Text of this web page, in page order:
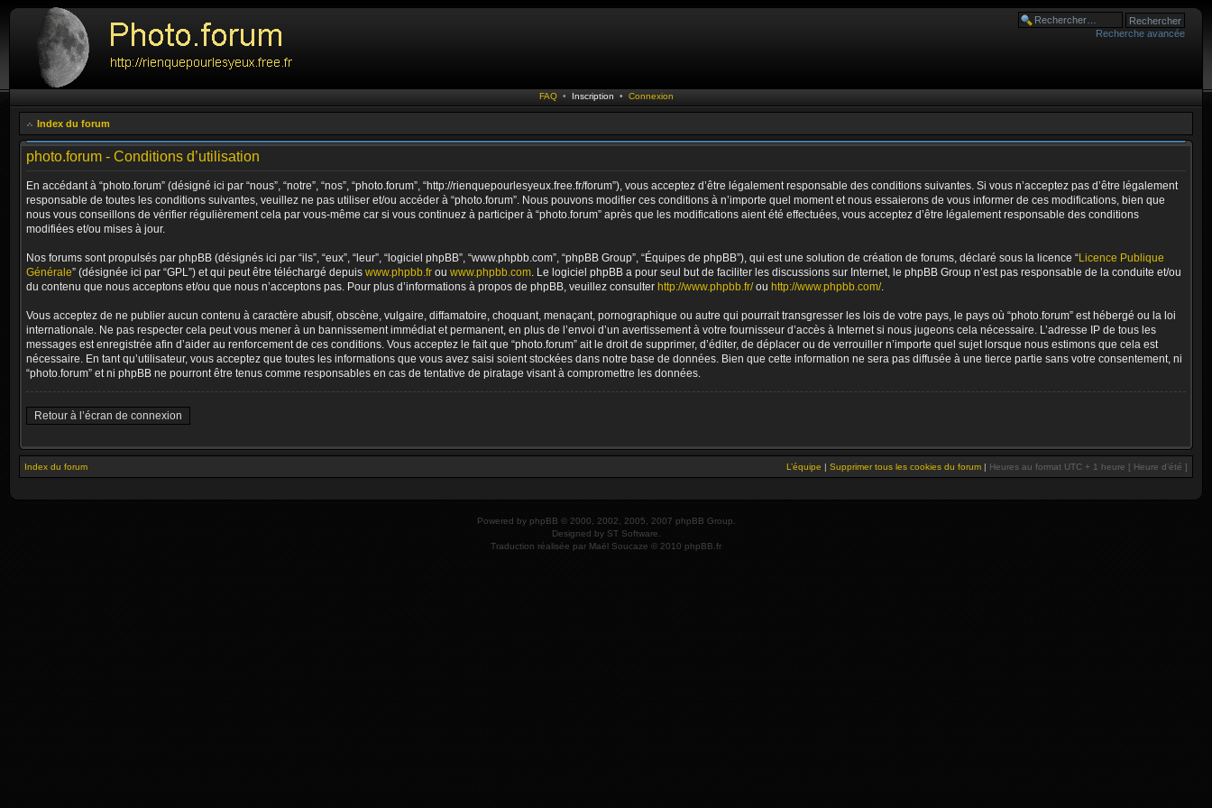
Recherche avancée
FAQ • Inscription • Connexion
Index du forum
photo.forum - Conditions d’utilisation
En accédant à “photo.forum” (désigné ici par “nous”, “notre”, “nos”, “photo.forum”, “http://rienquepourlesyeux.free.fr/forum”), vous acceptez d’être légalement responsable des conditions suivantes. Si vous n’acceptez pas d’être légalement
responsable de toutes les conditions suivantes, veuillez ne pas utiliser et/ou accéder à “photo.forum”. Nous pouvons modifier ces conditions à n’importe quel moment et nous essaierons de vous informer de ces modifications, bien que
nous vous conseillons de vérifier régulièrement cela par vous-même car si vous continuez à participer à “photo.forum” après que les modifications aient été effectuées, vous acceptez d’être légalement responsable des conditions
modifiées et/ou mises à jour.
Nos forums sont propulsés par phpBB (désignés ici par “ils”, “eux”, “leur”, “logiciel phpBB”, “www.phpbb.com”, “phpBB Group”, “Équipes de phpBB”), qui est une solution de création de forums, déclaré sous la licence “Licence Publique
Générale” (désignée ici par “GPL”) et qui peut être téléchargé depuis www.phpbb.fr ou www.phpbb.com. Le logiciel phpBB a pour seul but de faciliter les discussions sur Internet, le phpBB Group n’est pas responsable de la conduite et/ou
du contenu que nous acceptons et/ou que nous n’acceptons pas. Pour plus d’informations à propos de phpBB, veuillez consulter http://www.phpbb.fr/ou http://www.phpbb.com/.
Vous acceptez de ne publier aucun contenu à caractère abusif, obscène, vulgaire, diffamatoire, choquant, menaçant, pornographique ou autre qui pourrait transgresser les lois de votre pays, le pays où “photo.forum” est hébergé ou la loi
internationale. Ne pas respecter cela peut vous mener à un bannissement immédiat et permanent, en plus de l’envoi d’un avertissement à votre fournisseur d’accès à Internet si nous jugeons cela nécessaire. L’adresse IP de tous les
messages est enregistrée afin d’aider au renforcement de ces conditions. Vous acceptez le fait que “photo.forum” ait le droit de supprimer, d’éditer, de déplacer ou de verrouiller n’importe quel sujet lorsque nous estimons que cela est
nécessaire. En tant qu’utilisateur, vous acceptez que toutes les informations que vous avez saisi soient stockées dans notre base de données. Bien que cette information ne sera pas diffusée à une tierce partie sans votre consentement, ni
“photo.forum” et ni phpBB ne pourront être tenus comme responsables en cas de tentative de piratage visant à compromettre les données.
Retour à l’écran de connexion
Index du forum L’équipe | Supprimer tous les cookies du forum | Heures au format UTC + 1 heure [ Heure d’été ]
Powered by phpBB © 2000, 2002, 2005, 2007 phpBB Group.
Designed by ST Software
Traduction réalisée par Maël Soucaze © 2010 phpBB.fr